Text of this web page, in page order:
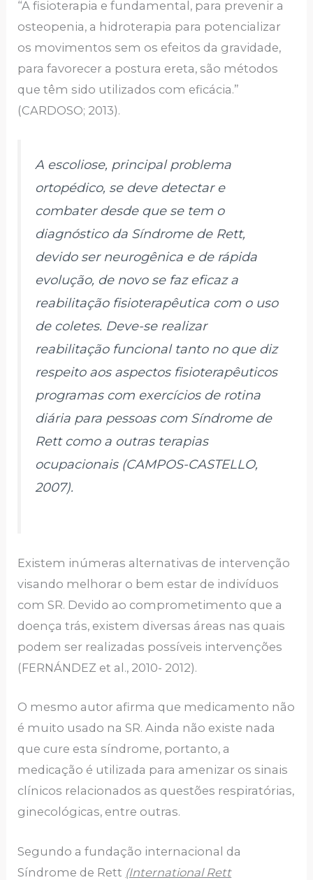
“A fisioterapia e fundamental, para prevenir a
osteopenia, a hidroterapia para potencializar
os movimentos sem os efeitos da gravidade,
para favorecer a postura ereta, são métodos
que têm sido utilizados com eficácia.”
(CARDOSO; 2013).
A escoliose, principal problema
ortopédico, se deve detectar e
combater desde que se tem o
diagnóstico da Síndrome de Rett,
devido ser neurogênica e de rápida
evolução, de novo se faz eficaz a
reabilitação fisioterapêutica com o uso
de coletes. Deve-se realizar
reabilitação funcional tanto no que diz
respeito aos aspectos fisioterapêuticos
programas com exercícios de rotina
diária para pessoas com Síndrome de
Rett como a outras terapias
ocupacionais (CAMPOS-CASTELLO,
2007).
Existem inúmeras alternativas de intervenção
visando melhorar o bem estar de indivíduos
com SR. Devido ao comprometimento que a
doença trás, existem diversas áreas nas quais
podem ser realizadas possíveis intervenções
(FERNÁNDEZ et al., 2010- 2012).
O mesmo autor afirma que medicamento não
é muito usado na SR. Ainda não existe nada
que cure esta síndrome, portanto, a
medicação é utilizada para amenizar os sinais
clínicos relacionados as questões respiratórias,
ginecológicas, entre outras.
Segundo a fundação internacional da
Síndrome de Rett (International Rett